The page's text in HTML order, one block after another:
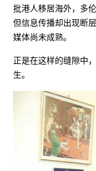
批港人移居海外，多
但信息传播却出现断
媒体尚未成熟。
正是在这样的缝隙中
生。